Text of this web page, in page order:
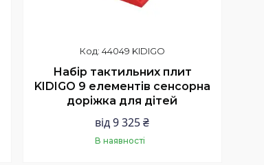
44049 KIDIGO
Набір тактильних плит
KIDIGO 9 елементів сенсорна
доріжка для дітей
від 9 325 ₴
В наявності